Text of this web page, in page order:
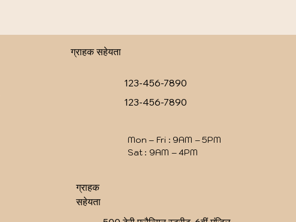
ग्राहक सहेयता
123-456-7890
123-456-7890
Mon – Fri : 9AM – 5PM
Sat : 9AM – 4PM
ग्राहक
सहेयता